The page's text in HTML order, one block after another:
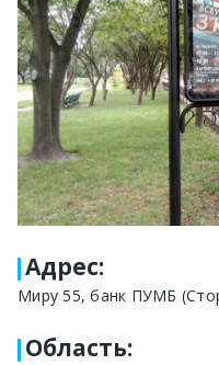
Адрес:
Миру 55, банк ПУМБ
Область: